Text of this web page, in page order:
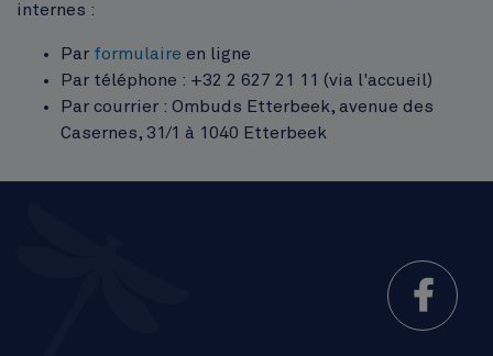
internes :
Par formulaire en ligne
Par téléphone : +32 2 627 21 11 (via l'accueil)
Par courrier : Ombuds Etterbeek, avenue des
Casernes, 31/1 à 1040 Etterbeek